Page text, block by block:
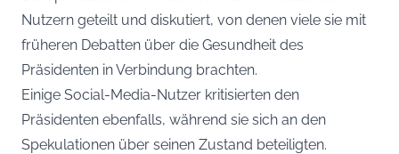
Nutzern geteilt und diskutiert, von denen viele sie mit
früheren Debatten über die Gesundheit des
Präsidenten in Verbindung brachten.
Einige Social-Media-Nutzer kritisierten den
Präsidenten ebenfalls, während sie sich an den
Spekulationen über seinen Zustand beteiligten.